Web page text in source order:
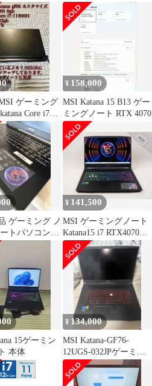
グノート 美品
ゲーミング
Core i7
¥ 158,000
MSI Katana 15 B13 ゲー
ミングノート RTX 4070
ゲーミング ノ
トパソコン
日のみ3000円
¥ 141,500
MSI ゲーミングノート
Katana15 i7 RTX4070
Win11Pro
15ゲーミン
本体
¥ 134,000
MSI Katana-GF76-
12UGS-032JPゲーミン
グノートpcセット